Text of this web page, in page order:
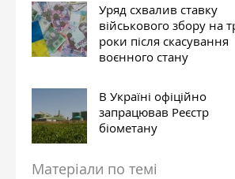
Уряд схвалив ставку
військового збору на
роки після скасування
воєнного стану
В Україні офіційно
запрацював Реєстр
біометану
Матеріали по темі